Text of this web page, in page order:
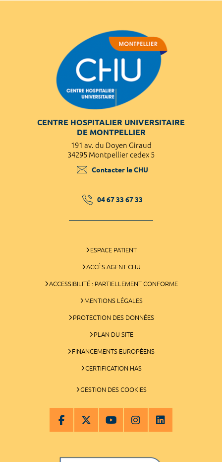
CENTRE HOSPITALIER UNIVERSITAIRE
DE MONTPELLIER
191 av. du Doyen Giraud
34295 Montpellier cedex 5
Contacter le CHU
04 67 33 67 33
ESPACE PATIENT
ACCÈS AGENT CHU
ACCESSIBILITÉ : PARTIELLEMENT CONFORME
MENTIONS LÉGALES
PROTECTION DES DONNÉES
PLAN DU SITE
FINANCEMENTS EUROPÉENS
CERTIFICATION HAS
GESTION DES COOKIES